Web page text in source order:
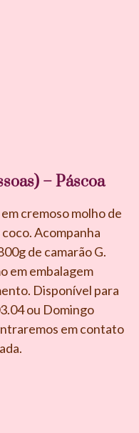
– Páscoa
cremoso molho de
Acompanha
de camarão G.
em embalagem
Disponível para
ou Domingo
em contato